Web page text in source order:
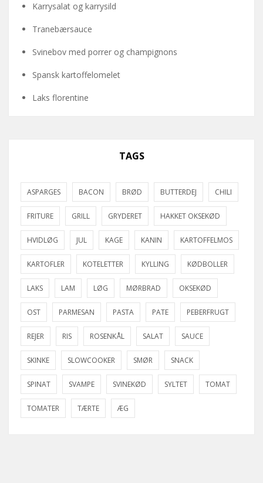
Karrysalat og karrysild
Tranebærsauce
Svinebov med porrer og champignons
Spansk kartoffelomelet
Laks florentine
TAGS
ASPARGES BACON BRØD BUTTERDEJ CHILI
FRITURE GRILL GRYDERET HAKKET OKSEKØD
HVIDLØG JUL KAGE KANIN KARTOFFELMOS
KARTOFLER KOTELETTER KYLLING KØDBOLLER
LAKS LAM LØG MØRBRAD OKSEKØD
OST PARMESAN PASTA PATE PEBERFRUGT
REJER RIS ROSENKÅL SALAT SAUCE
SKINKE SLOWCOOKER SMØR SNACK
SPINAT SVAMPE SVINEKØD SYLTET TOMAT
TOMATER TÆRTE ÆG